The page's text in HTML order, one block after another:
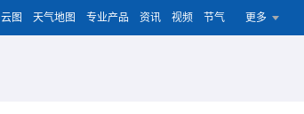
云图 天气地图 专业产品 资讯 视频 节气 更多